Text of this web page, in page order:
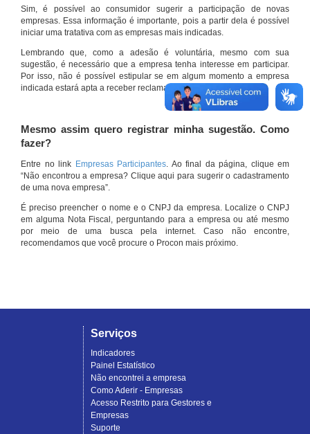
Sim, é possível ao consumidor sugerir a participação de novas
empresas. Essa informação é importante, pois a partir dela é possível
iniciar uma tratativa com as empresas mais indicadas.
Lembrando que, como a adesão é voluntária, mesmo com sua
sugestão, é necessário que a empresa tenha interesse em participar.
Por isso, não é possível estipular se em algum momento a empresa
indicada estará apta a receber reclamações por meio do site.
Mesmo assim quero registrar minha sugestão. Como
fazer?
Entre no link Empresas Participantes. Ao final da página, clique em
“Não encontrou a empresa? Clique aqui para sugerir o cadastramento
de uma nova empresa”.
É preciso preencher o nome e o CNPJ da empresa. Localize o CNPJ
em alguma Nota Fiscal, perguntando para a empresa ou até mesmo
por meio de uma busca pela internet. Caso não encontre,
recomendamos que você procure o Procon mais próximo.
Serviços
Indicadores
Painel Estatístico
Não encontrei a empresa
Como Aderir - Empresas
Acesso Restrito para Gestores e
Empresas
Suporte